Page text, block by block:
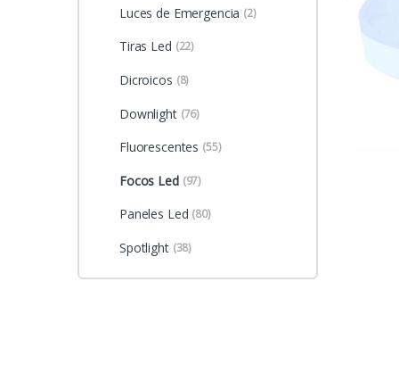
Luces de Emergencia (2)
Tiras Led (22)
Dicroicos (8)
Downlight (76)
Fluorescentes (55)
Focos Led (97)
Paneles Led (80)
Spotlight (38)